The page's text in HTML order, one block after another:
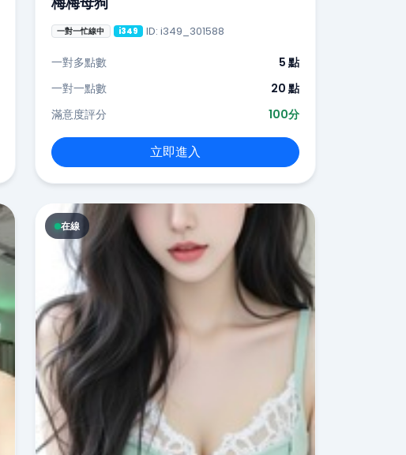
一對一忙線中 i349 ID: i349_301588
一對多點數
5 點
一對一點數
20 點
滿意度評分
100分
立即進入
在線